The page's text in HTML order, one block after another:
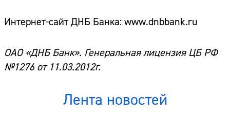
Интернет-сайт ДНБ Банка: www.dnbbank.ru
ОАО «ДНБ Банк». Генеральная лицензия ЦБ РФ
№1276 от 11.03.2012г.
Лента новостей